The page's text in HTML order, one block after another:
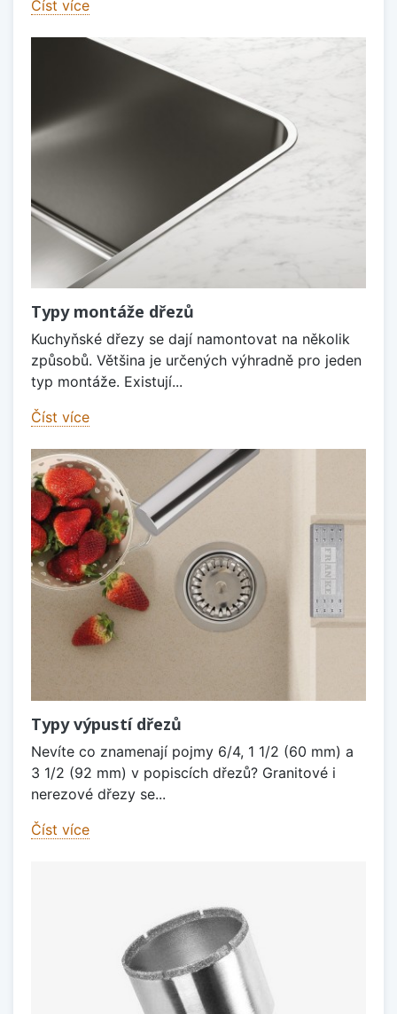
Číst více
Typy montáže dřezů
Kuchyňské dřezy se dají namontovat na několik
způsobů. Většina je určených výhradně pro jeden
typ montáže. Existují...
Číst více
Typy výpustí dřezů
Nevíte co znamenají pojmy 6/4, 1 1/2 (60 mm) a
3 1/2 (92 mm) v popiscích dřezů? Granitové i
nerezové dřezy se...
Číst více